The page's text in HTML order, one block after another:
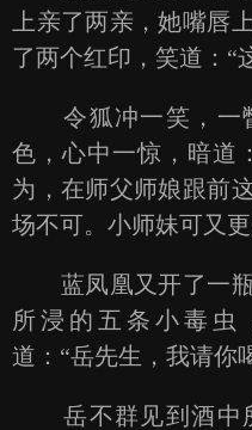
上亲了两亲，她嘴唇
了两个红印，笑道：“
令狐冲一笑，一
色，心中一惊，暗道
为，在师父师娘跟前
场不可。小师妹可又
蓝凤凰又开了一瓶
所浸的五条小毒虫
道：“岳先生，我请你
岳不群见到酒中